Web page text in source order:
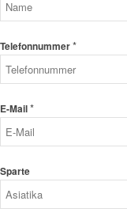
Telefonnummer*
E-Mail*
Sparte